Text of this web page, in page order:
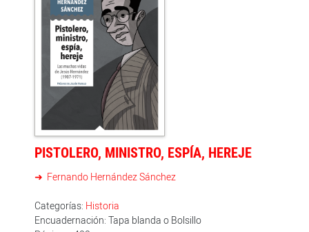
PISTOLERO, MINISTRO, ESPÍA, HEREJE
Fernando Hernández Sánchez
Categorías: Historia
Encuadernación: Tapa blanda o Bolsillo